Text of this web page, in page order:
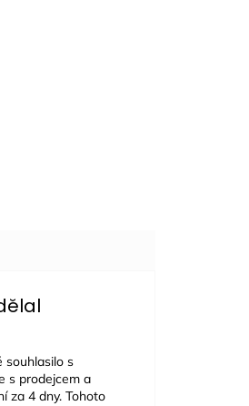
5 z 5 hvězdiček.
souhlasilo s
s prodejcem a
za 4 dny. Tohoto